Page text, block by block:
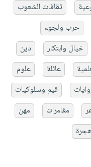
ثقافات الشعوب
حرب ولجوء
خيال وابتكار
دين
عائلة
علوم
قيم وسلوكيات
مغامرات
مهن